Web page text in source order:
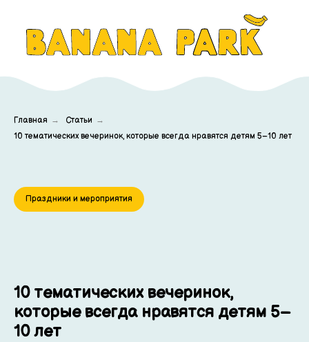
Главная → Статьи →
10 тематических вечеринок, которые всегда нравятся детям 5–10 лет
Праздники и мероприятия
10 тематических вечеринок,
которые всегда нравятся детям 5–
10 лет